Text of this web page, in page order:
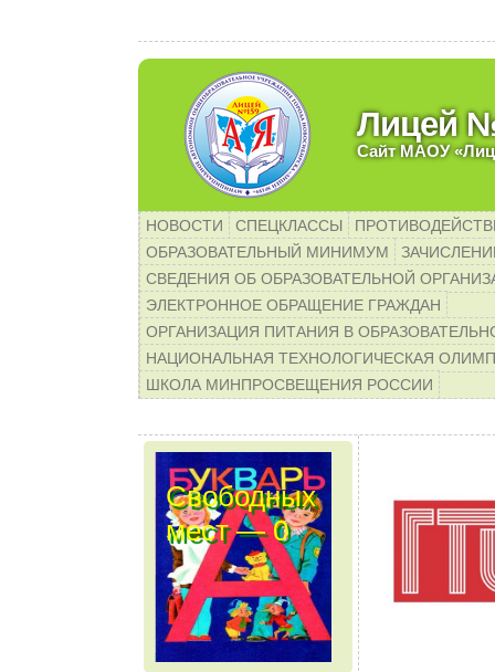
Лицей
Сайт МАОУ
НОВОСТИ СПЕЦКЛАССЫ
ОБРАЗОВАТЕЛЬНЫЙ МИНИМУМ
СВЕДЕНИЯ ОБ ОБРАЗОВАТЕЛЬНОЙ
ЭЛЕКТРОННОЕ ОБРАЩЕНИЕ ГРАЖДАН
ОРГАНИЗАЦИЯ ПИТАНИЯ В
НАЦИОНАЛЬНАЯ ТЕХНОЛОГИЧЕСКАЯ
ШКОЛА МИНПРОСВЕЩЕНИЯ РОССИИ
Свободных
мест — 0